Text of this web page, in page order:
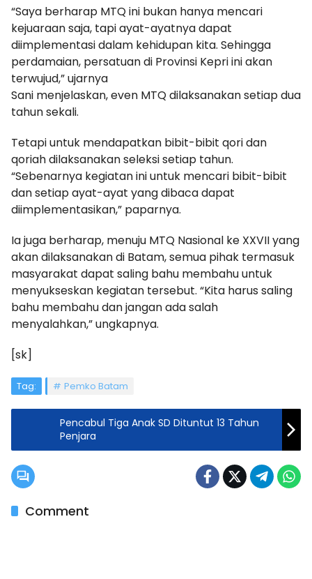
“Saya berharap MTQ ini bukan hanya mencari
kejuaraan saja, tapi ayat-ayatnya dapat
diimplementasi dalam kehidupan kita. Sehingga
perdamaian, persatuan di Provinsi Kepri ini akan
terwujud,” ujarnya
Sani menjelaskan, even MTQ dilaksanakan setiap dua
tahun sekali.
Tetapi untuk mendapatkan bibit-bibit qori dan
qoriah dilaksanakan seleksi setiap tahun.
“Sebenarnya kegiatan ini untuk mencari bibit-bibit
dan setiap ayat-ayat yang dibaca dapat
diimplementasikan,” paparnya.
Ia juga berharap, menuju MTQ Nasional ke XXVII yang
akan dilaksanakan di Batam, semua pihak termasuk
masyarakat dapat saling bahu membahu untuk
menyukseskan kegiatan tersebut. “Kita harus saling
bahu membahu dan jangan ada salah
menyalahkan,” ungkapnya.
[sk]
Tag: Pemko Batam
Pencabul Tiga Anak SD Dituntut 13 Tahun
Penjara
Comment